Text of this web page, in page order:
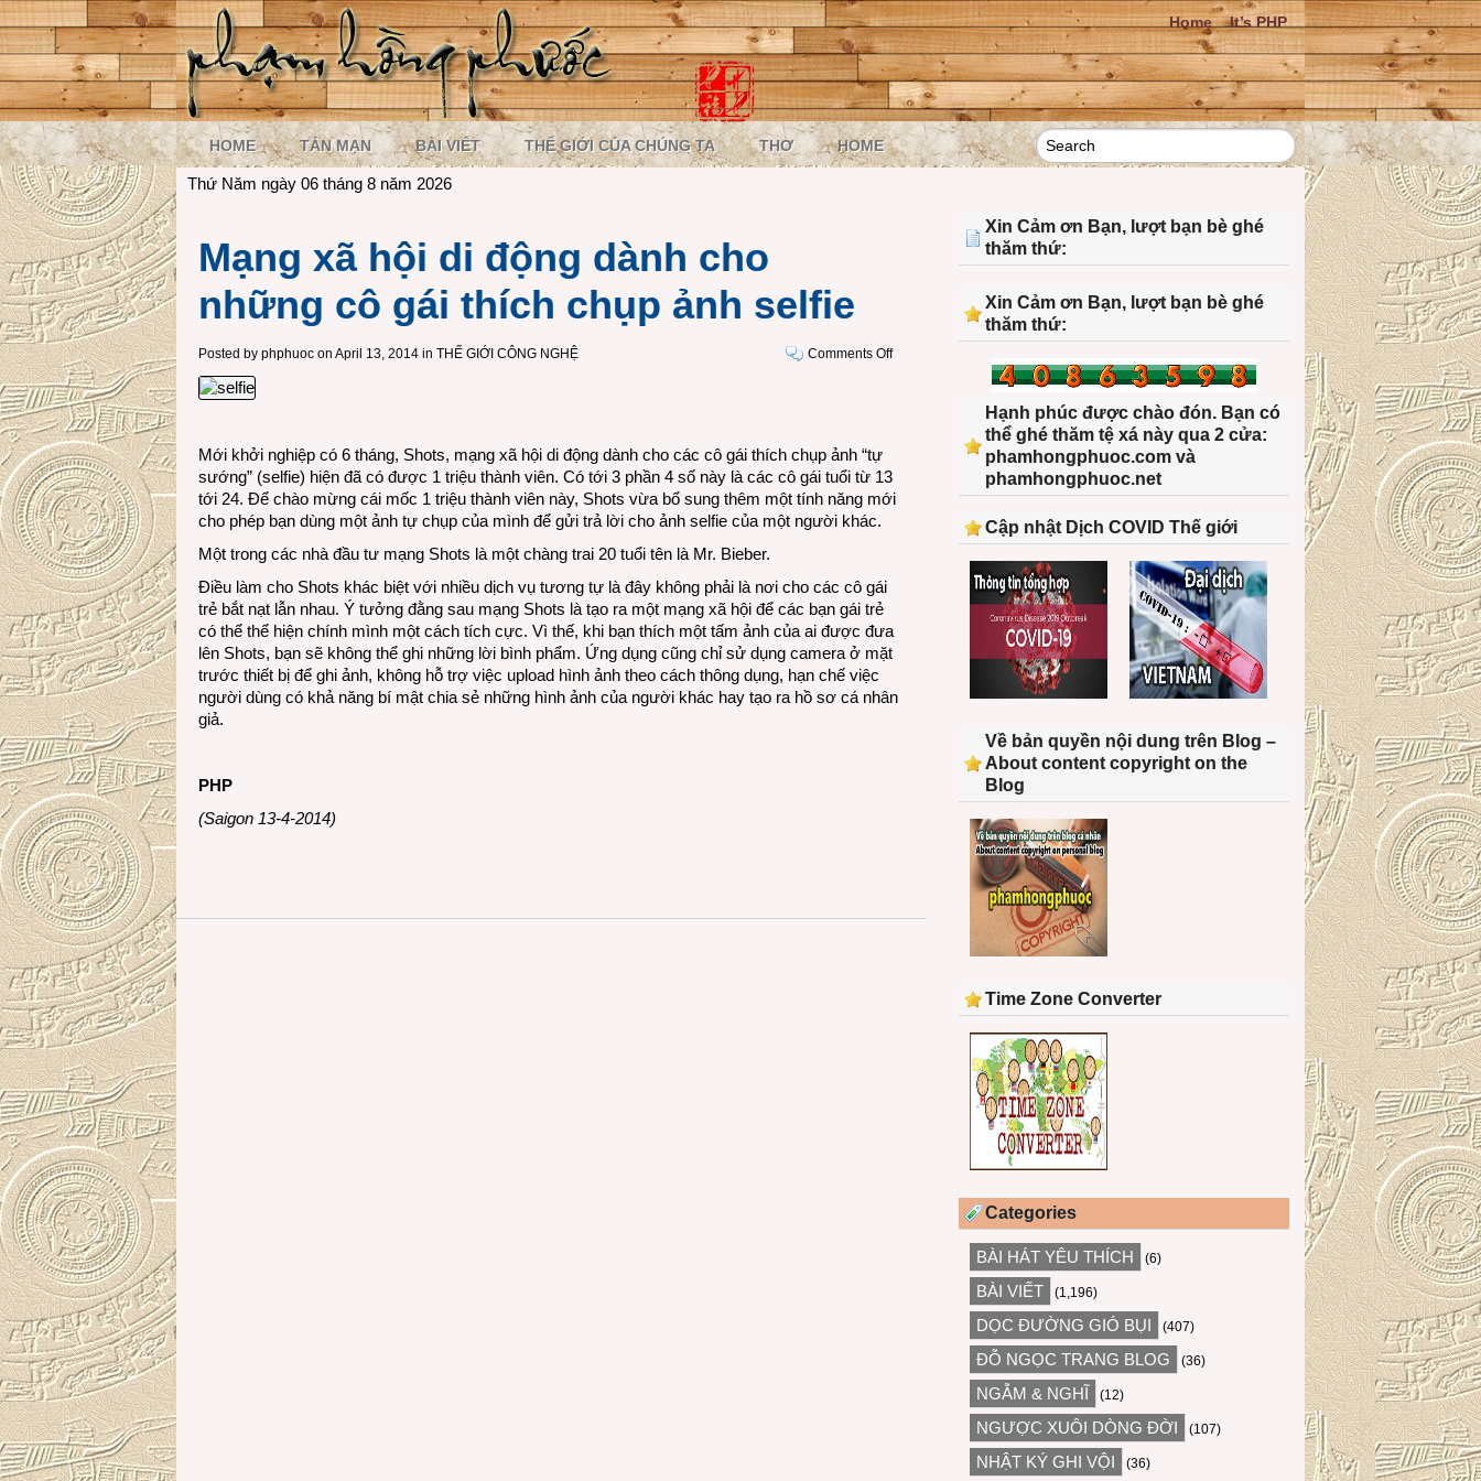
Home It’s PHP
HOME TẢN MẠN BÀI VIẾT THẾ GIỚI CỦA CHÚNG TA THƠ HOME
Thứ Năm ngày 06 tháng 8 năm 2026
Mạng xã hội di động dành cho
những cô gái thích chụp ảnh selfie
Posted by phphuoc on April 13, 2014 in THẾ GIỚI CÔNG NGHỆ Comments Offon
dành
cho
ảnh
selfie
Mới khởi nghiệp có 6 tháng, Shots, mạng xã hội di động dành cho các cô gái thích chụp ảnh “tự
sướng” (selfie) hiện đã có được 1 triệu thành viên. Có tới 3 phần 4 số này là các cô gái tuổi từ 13
tới 24. Để chào mừng cái mốc 1 triệu thành viên này, Shots vừa bổ sung thêm một tính năng mới
cho phép bạn dùng một ảnh tự chụp của mình để gửi trả lời cho ảnh selfie của một người khác.
Một trong các nhà đầu tư mạng Shots là một chàng trai 20 tuổi tên là Mr. Bieber.
Điều làm cho Shots khác biệt với nhiều dịch vụ tương tự là đây không phải là nơi cho các cô gái
trẻ bắt nạt lẫn nhau. Ý tưởng đằng sau mạng Shots là tạo ra một mạng xã hội để các bạn gái trẻ
có thể thể hiện chính mình một cách tích cực. Vì thế, khi bạn thích một tấm ảnh của ai được đưa
lên Shots, bạn sẽ không thể ghi những lời bình phẩm. Ứng dụng cũng chỉ sử dụng camera ở mặt
trước thiết bị để ghi ảnh, không hỗ trợ việc upload hình ảnh theo cách thông dụng, hạn chế việc
người dùng có khả năng bí mật chia sẻ những hình ảnh của người khác hay tạo ra hồ sơ cá nhân
giả.
PHP
(Saigon 13-4-2014)
Xin Cảm ơn Bạn, lượt bạn bè ghé
thăm thứ:
Xin Cảm ơn Bạn, lượt bạn bè ghé
thăm thứ:
Hạnh phúc được chào đón. Bạn có
thể ghé thăm tệ xá này qua 2 cửa:
phamhongphuoc.com và
phamhongphuoc.net
Cập nhật Dịch COVID Thế giới
Về bản quyền nội dung trên Blog –
About content copyright on the
Blog
Time Zone Converter
Categories
BÀI HÁT YÊU THÍCH (6)
BÀI VIẾT (1,196)
DỌC ĐƯỜNG GIÓ BỤI (407)
ĐỖ NGỌC TRANG BLOG (36)
NGẪM & NGHĨ (12)
NGƯỢC XUÔI DÒNG ĐỜI (107)
NHẬT KÝ GHI VỘI (36)